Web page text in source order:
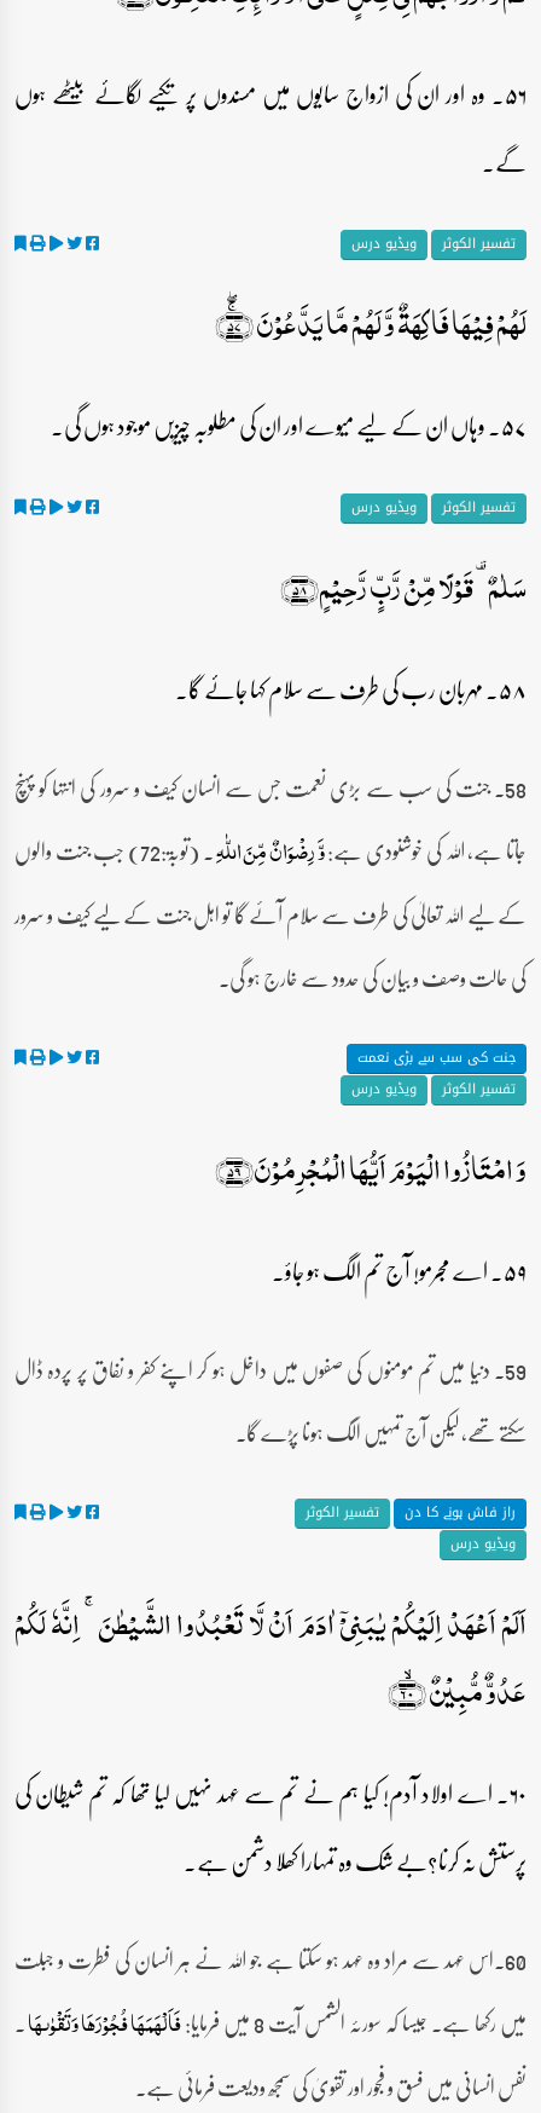
۵۶۔ وہ اور ان کی ازواج سایوں میں مسندوں پر تکیے لگائے بیٹھے ہوں
گے۔
تفسیر الکوثر ویڈیو درس
لَہُمۡ فِیۡہَا فَاکِہَۃٌ وَّ لَہُمۡ مَّا یَدَّعُوۡنَ ﴿ۚۖ۵۷﴾
۵۷۔ وہاں ان کے لیے میوے اور ان کی مطلوبہ چیزیں موجود ہوں گی۔
تفسیر الکوثر ویڈیو درس
سَلٰمٌ ۟ قَوۡلًا مِّنۡ رَّبٍّ رَّحِیۡمٍ﴿۵۸﴾
۵۸۔ مہربان رب کی طرف سے سلام کہا جائے گا۔
58۔ جنت کی سب سے بڑی نعمت جس سے انسان کیف و سرور کی انتہا کو پہنچ
جاتا ہے، اللہ کی خوشنودی ہے:وَّ رِضۡوَانٌ مِّنَ اللّٰہِ
۔ (توبۃ:72) جب جنت والوں
کے لیے اللہ تعالیٰ کی طرف سے سلام آئے گا تو اہل جنت کے لیے کیف و سرور
کی حالت وصف و بیان کی حدود سے خارج ہو گی۔
جنت کی سب سے بڑی نعمت
تفسیر الکوثر
ویڈیو درس
وَ امۡتَازُوا الۡیَوۡمَ اَیُّہَا الۡمُجۡرِمُوۡنَ﴿۵۹﴾
۵۹۔ اے مجرمو! آج تم الگ ہو جاؤ۔
59۔ دنیا میں تم مومنوں کی صفوں میں داخل ہو کر اپنے کفر و نفاق پر پردہ ڈال
سکتے تھے، لیکن آج تمہیں الگ ہونا پڑے گا۔
راز فاش ہونے کا دن
تفسیر الکوثر
ویڈیو درس
اَلَمۡ اَعۡہَدۡ اِلَیۡکُمۡ یٰبَنِیۡۤ اٰدَمَ اَنۡ لَّا تَعۡبُدُوا الشَّیۡطٰنَ ۚ اِنَّہٗ لَکُمۡ
عَدُوٌّ مُّبِیۡنٌ ﴿ۙ۶۰﴾
۶۰۔ اے اولاد آدم! کیا ہم نے تم سے عہد نہیں لیا تھا کہ تم شیطان کی
پرستش نہ کرنا؟بے شک وہ تمہارا کھلا دشمن ہے۔
60۔اس عہد سے مراد وہ عہد ہو سکتا ہے جو اللہ نے ہر انسان کی فطرت و جبلت
میں رکھا ہے۔ جیسا کہ سورئہ الشمس آیت 8 میں فرمایا:
فَاَلْہَمَہَا فُجُوْرَہَا وَتَقْوٰىہَا۔
نفس انسانی میں فسق و فجور اور تقویٰ کی سمجھ ودیعت فرمائی ہے۔